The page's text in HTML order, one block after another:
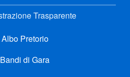
Trasparente
Albo Pretorio
Bandi di Gara